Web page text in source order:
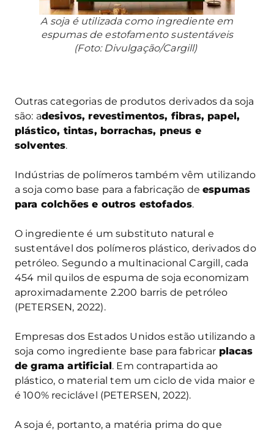
A soja é utilizada como ingrediente em
espumas de estofamento sustentáveis
(Foto: Divulgação/Cargill)
Outras categorias de produtos derivados da soja
são: adesivos, revestimentos, fibras, papel,
plástico, tintas, borrachas, pneus e
solventes.
Indústrias de polímeros também vêm utilizando
a soja como base para a fabricação deespumas
para colchões e outros estofados.
O ingrediente é um substituto natural e
sustentável dos polímeros plástico, derivados do
petróleo. Segundo a multinacional Cargill, cada
454 mil quilos de espuma de soja economizam
aproximadamente 2.200 barris de petróleo
(PETERSEN, 2022).
Empresas dos Estados Unidos estão utilizando a
soja como ingrediente base para fabricar placas
de grama artificial. Em contrapartida ao
plástico, o material tem um ciclo de vida maior e
é 100% reciclável (PETERSEN, 2022).
A soja é, portanto, a matéria prima do que